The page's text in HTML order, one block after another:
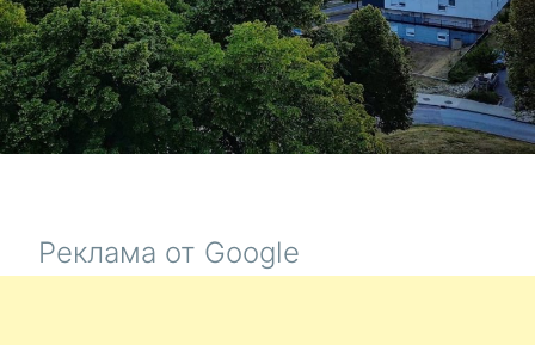
Реклама от Google